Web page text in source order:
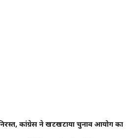
कांग्रेस ने खटखटाया चुनाव आयोग का